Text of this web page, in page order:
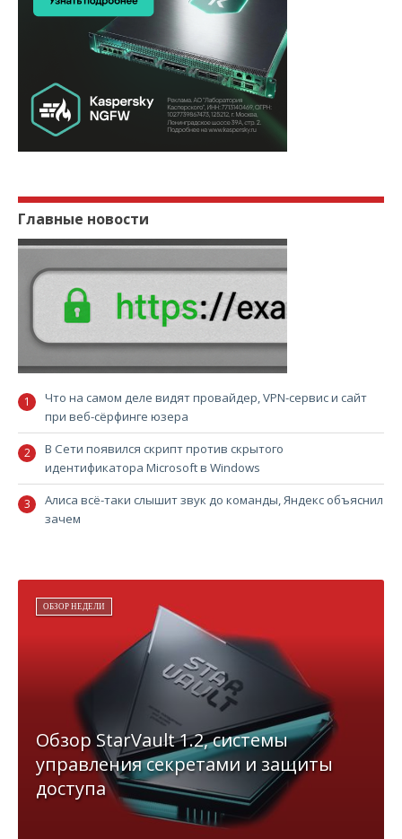
Главные новости
Что на самом деле видят провайдер, VPN-сервис и сайт
при веб-сёрфинге юзера
В Сети появился скрипт против скрытого
идентификатора Microsoft в Windows
Алиса всё-таки слышит звук до команды, Яндекс объяснил
зачем
ОБЗОР НЕДЕЛИ
Обзор StarVault 1.2, системы
управления секретами и защиты
доступа